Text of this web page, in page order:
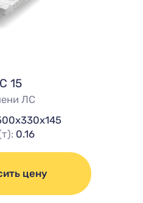
15
ЛС
0.16
цену